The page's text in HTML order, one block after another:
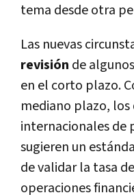
tema desde otra
Las nuevas
revisión de
en el corto plazo.
mediano plazo,
internacionales de
sugieren un
de validar la tasa
operaciones